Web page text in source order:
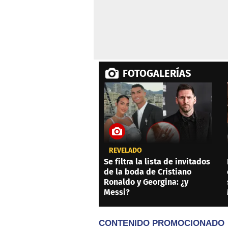
FOTOGALERÍAS
REVELADO
Se filtra la lista de invitados
de la boda de Cristiano
Ronaldo y Georgina: ¿y
Messi?